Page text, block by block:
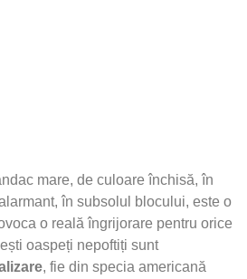
mare, de culoare închisă, în
în subsolul blocului, este o
o reală îngrijorare pentru orice
oaspeți nepoftiți sunt
, fie din specia americană